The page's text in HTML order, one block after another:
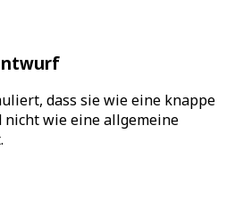
dass sie wie eine knappe
wie eine allgemeine